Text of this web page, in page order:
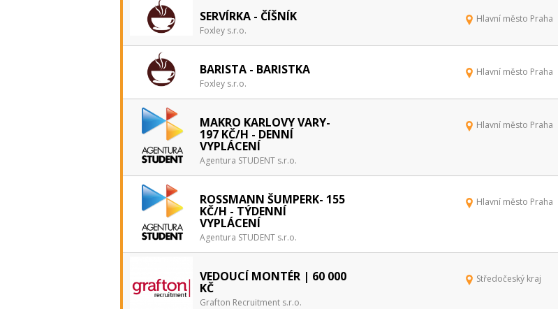
SERVÍRKA - ČÍŠNÍK
Foxley s.r.o.
Hlavní město Praha
BARISTA - BARISTKA
Foxley s.r.o.
Hlavní město Praha
MAKRO KARLOVY VARY-
197 KČ/H - DENNÍ
VYPLÁCENÍ
Agentura STUDENT s.r.o.
Hlavní město Praha
ROSSMANN ŠUMPERK- 155
KČ/H - TÝDENNÍ
VYPLÁCENÍ
Agentura STUDENT s.r.o.
Hlavní město Praha
VEDOUCÍ MONTÉR | 60 000
KČ
Grafton Recruitment s.r.o.
Středočeský kraj